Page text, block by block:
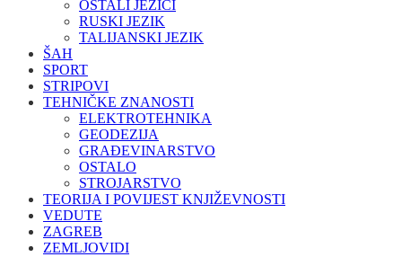
OSTALI JEZICI
RUSKI JEZIK
TALIJANSKI JEZIK
ŠAH
SPORT
STRIPOVI
TEHNIČKE ZNANOSTI
ELEKTROTEHNIKA
GEODEZIJA
GRAĐEVINARSTVO
OSTALO
STROJARSTVO
TEORIJA I POVIJEST KNJIŽEVNOSTI
VEDUTE
ZAGREB
ZEMLJOVIDI